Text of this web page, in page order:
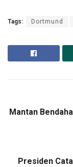
Tags: Dortmund
Mantan
Presiden